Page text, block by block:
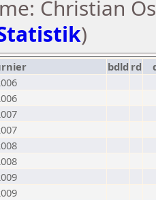
Christian
)
bdld rd